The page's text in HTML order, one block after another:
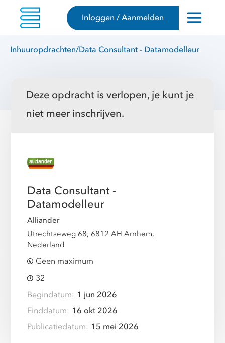
Inloggen / Aanmelden
Inhuuropdrachten/Data Consultant - Datamodelleur
Deze opdracht is verlopen, je kunt je
niet meer inschrijven.
Data Consultant -
Datamodelleur
Alliander
Utrechtseweg 68, 6812 AH Arnhem,
Nederland
Geen maximum
32
Begindatum: 1 jun 2026
Einddatum: 16 okt 2026
Publicatiedatum: 15 mei 2026